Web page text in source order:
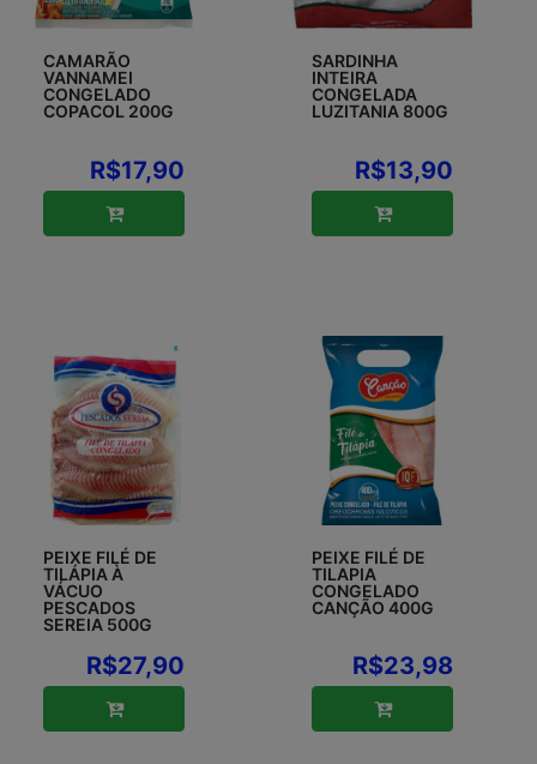
CAMARÃO
VANNAMEI
CONGELADO
COPACOL 200G
R$17,90
SARDINHA
INTEIRA
CONGELADA
LUZITANIA 800G
R$13,90
PEIXE FILÉ DE
TILÁPIA À
VÁCUO
PESCADOS
SEREIA 500G
R$27,90
PEIXE FILÉ DE
TILAPIA
CONGELADO
CANÇÃO 400G
R$23,98